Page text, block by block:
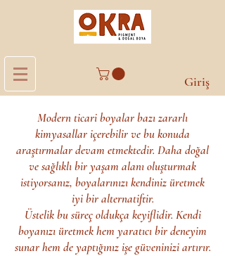
Giriş
Modern ticari boyalar bazı zararlı
kimyasallar içerebilir ve bu konuda
araştırmalar devam etmektedir. Daha doğal
ve sağlıklı bir yaşam alanı oluşturmak
istiyorsanız, boyalarınızı kendiniz üretmek
iyi bir alternatiftir.
Üstelik bu süreç oldukça keyiflidir. Kendi
boyanızı üretmek hem yaratıcı bir deneyim
sunar hem de yaptığınız işe güveninizi artırır.